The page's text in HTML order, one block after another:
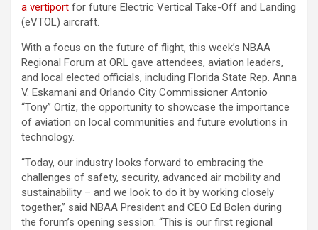
a vertiport for future Electric Vertical Take-Off and Landing
(eVTOL) aircraft.
With a focus on the future of flight, this week’s NBAA
Regional Forum at ORL gave attendees, aviation leaders,
and local elected officials, including Florida State Rep. Anna
V. Eskamani and Orlando City Commissioner Antonio
“Tony” Ortiz, the opportunity to showcase the importance
of aviation on local communities and future evolutions in
technology.
“Today, our industry looks forward to embracing the
challenges of safety, security, advanced air mobility and
sustainability – and we look to do it by working closely
together,” said NBAA President and CEO Ed Bolen during
the forum’s opening session. “This is our first regional